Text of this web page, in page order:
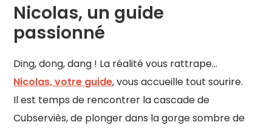
Nicolas, un guide
passionné
Ding, dong, dang ! La réalité vous rattrape…
Nicolas, votre guide, vous accueille tout sourire.
Il est temps de rencontrer la cascade de
Cubserviès, de plonger dans la gorge sombre de